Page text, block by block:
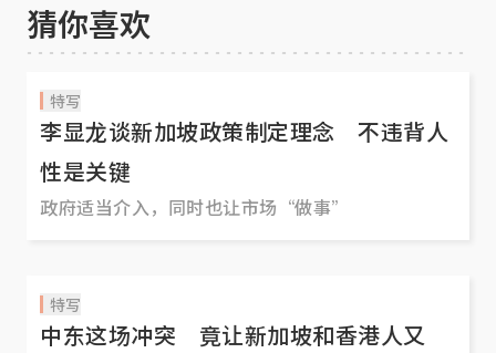
猜你喜欢
特写
李显龙谈新加坡政策制定理念 不违背人
性是关键
政府适当介入，同时也让市场“做事”
特写
中东这场冲突 竟让新加坡和香港人又